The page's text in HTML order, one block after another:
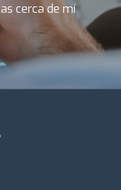
cerca de mí